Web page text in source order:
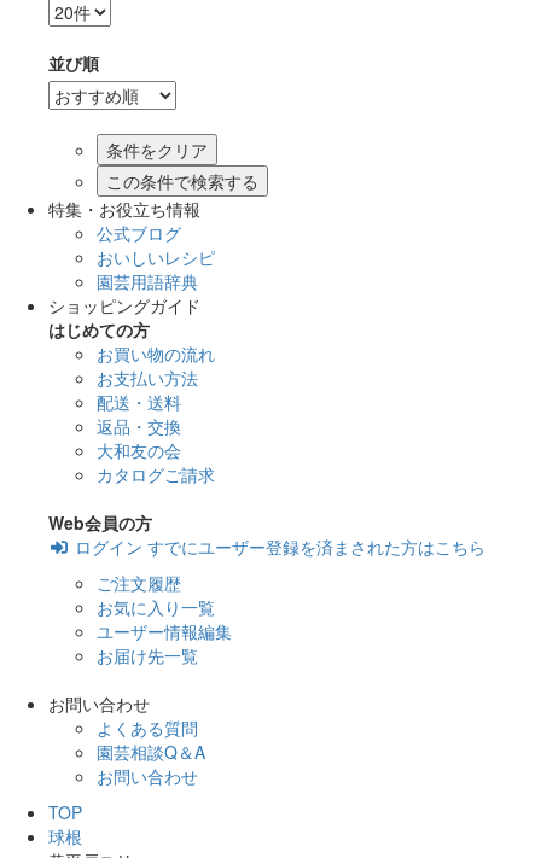
並び順
この条件で検索する
特集・お役立ち情報
公式ブログ
おいしいレシピ
園芸用語辞典
ショッピングガイド
はじめての方
お買い物の流れ
お支払い方法
配送・送料
返品・交換
大和友の会
カタログご請求
Web会員の方
ログイン すでにユーザー登録を済まされた方はこちら
ご注文履歴
お気に入り一覧
ユーザー情報編集
お届け先一覧
お問い合わせ
よくある質問
園芸相談Q＆A
お問い合わせ
TOP
球根